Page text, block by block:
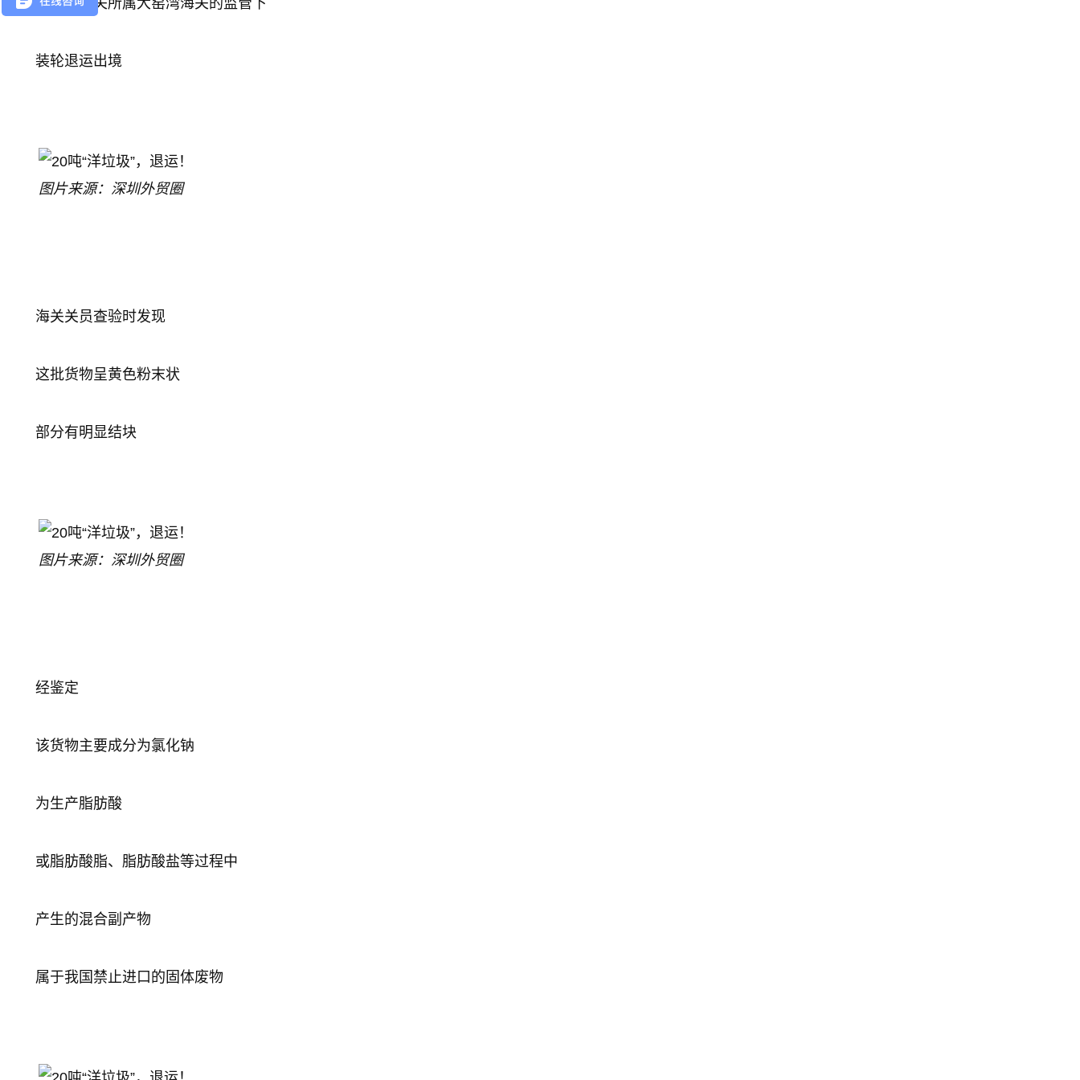
装轮退运出境
图片来源：深圳外贸圈
海关关员查验时发现
这批货物呈黄色粉末状
部分有明显结块
图片来源：深圳外贸圈
经鉴定
该货物主要成分为氯化钠
为生产脂肪酸
或脂肪酸脂、脂肪酸盐等过程中
产生的混合副产物
属于我国禁止进口的固体废物